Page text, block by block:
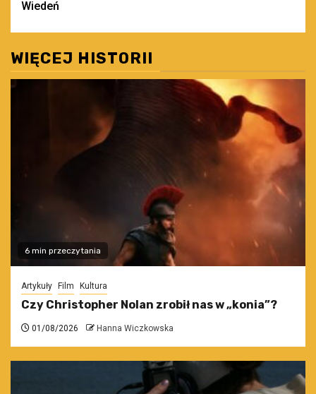
Wiedeń
WIĘCEJ HISTORII
6 min przeczytania
Artykuły Film Kultura
Czy Christopher Nolan zrobił nas w „konia”?
01/08/2026 Hanna Wiczkowska